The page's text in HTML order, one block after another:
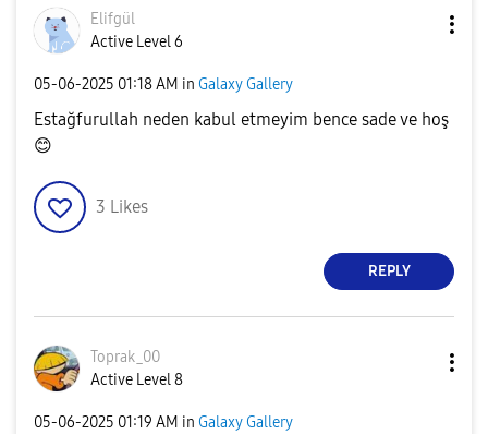
Elifgül
Active Level 6
‎05-06-2025 01:18 AM in Galaxy Gallery
Estağfurullah neden kabul etmeyim bence sade ve hoş
😊
3 Likes
REPLY
Toprak_00
Active Level 8
‎05-06-2025 01:19 AM in Galaxy Gallery